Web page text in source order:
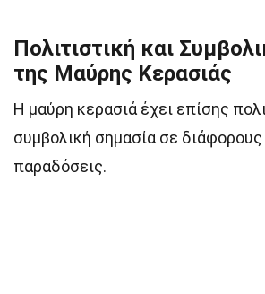
Πολιτιστική και
της Μαύρης Κερασιάς
Η μαύρη κερασιά έχει επίσης
συμβολική σημασία σε διάφορους
παραδόσεις.